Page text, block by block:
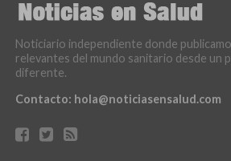
Noticiario independiente donde
relevantes del mundo sanitario desde un
diferente.
Contacto: hola@noticiasensalud.com